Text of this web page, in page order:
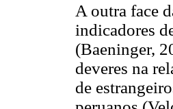
A outra face
indicadores
(Baeninger,
deveres na
de